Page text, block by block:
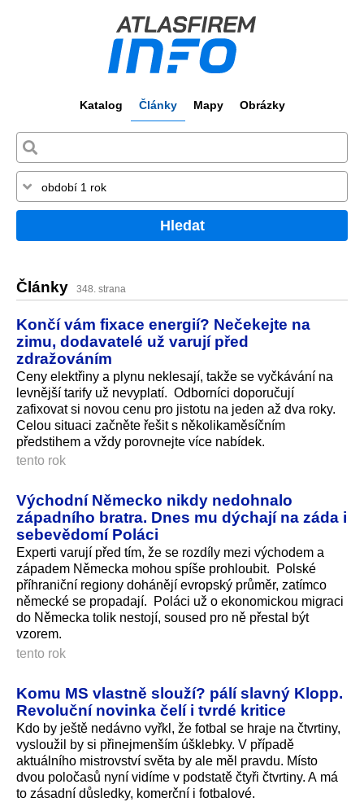
Katalog Články Mapy Obrázky
Hledat
Články 348. strana
Končí vám fixace energií? Nečekejte na
zimu, dodavatelé už varují před
zdražováním
Ceny elektřiny a plynu neklesají, takže se vyčkávání na
levnější tarify už nevyplatí. Odborníci doporučují
zafixovat si novou cenu pro jistotu na jeden až dva roky.
Celou situaci začněte řešit s několikaměsíčním
předstihem a vždy porovnejte více nabídek.
tento rok
Východní Německo nikdy nedohnalo
západního bratra. Dnes mu dýchají na záda i
sebevědomí Poláci
Experti varují před tím, že se rozdíly mezi východem a
západem Německa mohou spíše prohloubit. Polské
příhraniční regiony dohánějí evropský průměr, zatímco
německé se propadají. Poláci už o ekonomickou migraci
do Německa tolik nestojí, soused pro ně přestal být
vzorem.
tento rok
Komu MS vlastně slouží? pálí slavný Klopp.
Revoluční novinka čelí i tvrdé kritice
Kdo by ještě nedávno vyřkl, že fotbal se hraje na čtvrtiny,
vysloužil by si přinejmenším úšklebky. V případě
aktuálního mistrovství světa by ale měl pravdu. Místo
dvou poločasů nyní vidíme v podstatě čtyři čtvrtiny. A má
to zásadní důsledky, komerční i fotbalové.